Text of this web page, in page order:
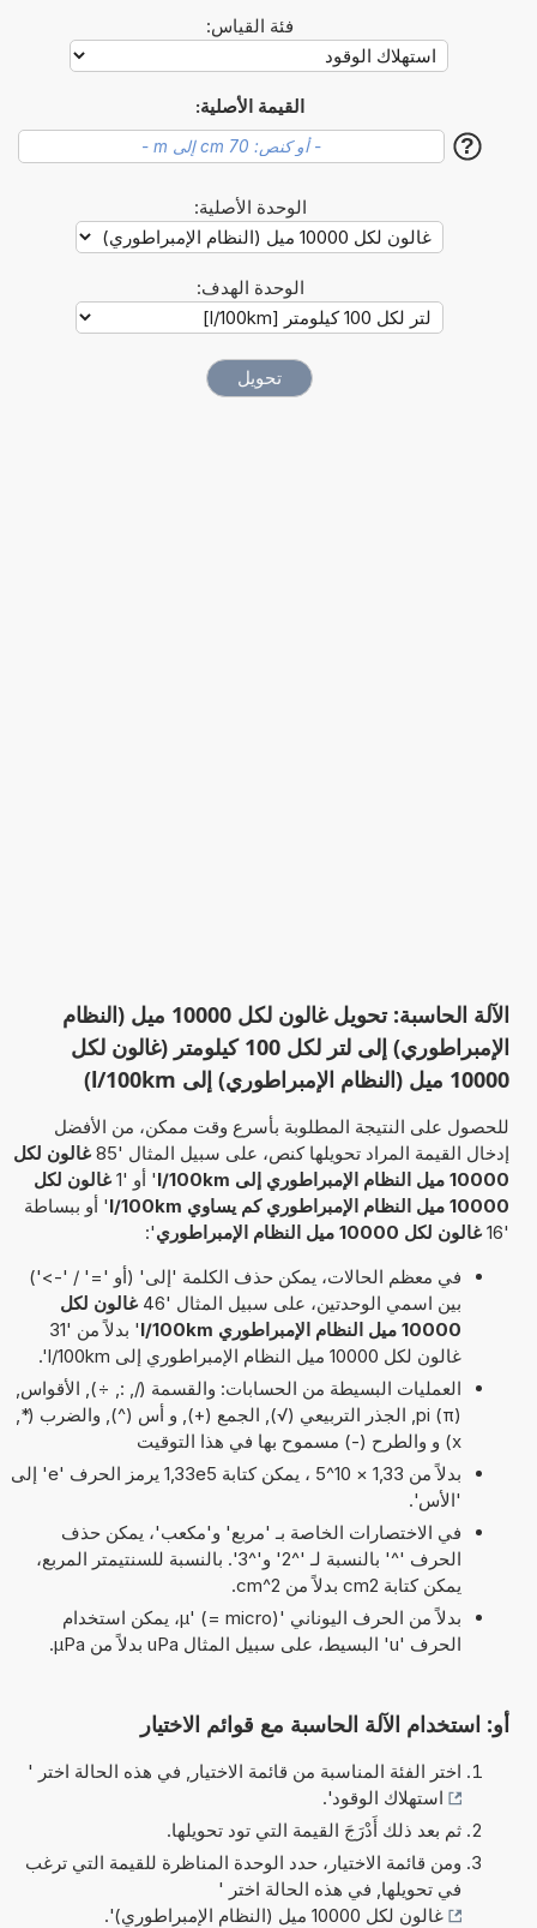
فئة القياس:
القيمة الأصلية:
?
الوحدة الأصلية:
الوحدة الهدف:
الآلة الحاسبة: تحويل غالون لكل 10000 ميل (النظام
الإمبراطوري) إلى لتر لكل 100 كيلومتر (غالون لكل
10000 ميل (النظام الإمبراطوري) إلى l/100km)
للحصول على النتيجة المطلوبة بأسرع وقت ممكن، من الأفضل
إدخال القيمة المراد تحويلها كنص، على سبيل المثال '85
غالون لكل
10000 ميل النظام الإمبراطوري إلى l/100km
' أو '1 غالون لكل
10000 ميل النظام الإمبراطوري كم يساوي l/100km
' أو ببساطة
'16
غالون لكل 10000 ميل النظام الإمبراطوري
':
في معظم الحالات، يمكن حذف الكلمة 'إلى' (أو '=' / '->')
بين اسمي الوحدتين، على سبيل المثال '46
غالون لكل
10000 ميل النظام الإمبراطوري l/100km
' بدلاً من '31
غالون لكل 10000 ميل النظام الإمبراطوري إلى l/100km'.
العمليات البسيطة من الحسابات: والقسمة (/, :, ÷), الأقواس,
pi (π), الجذر التربيعي (√), الجمع (+), و أس (^), والضرب (*,
x) و والطرح (-) مسموح بها في هذا التوقيت
بدلاً من 1,33 × 10^5 ، يمكن كتابة 1,33e5 يرمز الحرف 'e' إلى
'الأس'.
في الاختصارات الخاصة بـ 'مربع' و'مكعب'، يمكن حذف
الحرف '^' بالنسبة لـ '^2' و'^3'. بالنسبة للسنتيمتر المربع،
يمكن كتابة cm2 بدلاً من cm^2.
بدلاً من الحرف اليوناني 'µ' (= micro)، يمكن استخدام
الحرف 'u' البسيط، على سبيل المثال uPa بدلاً من µPa.
أو: استخدام الآلة الحاسبة مع قوائم الاختيار
اختر الفئة المناسبة من قائمة الاختيار, في هذه الحالة اختر '
استهلاك الوقود'.
ثم بعد ذلك أَدْرَجَ القيمة التي تود تحويلها.
ومن قائمة الاختيار، حدد الوحدة المناظرة للقيمة التي ترغب
في تحويلها, في هذه الحالة اختر '
غالون لكل 10000 ميل (النظام الإمبراطوري)
'.